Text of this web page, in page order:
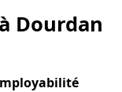
Dourdan